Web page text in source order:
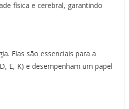
física e cerebral, garantindo
Elas são essenciais para a
E, K) e desempenham um papel